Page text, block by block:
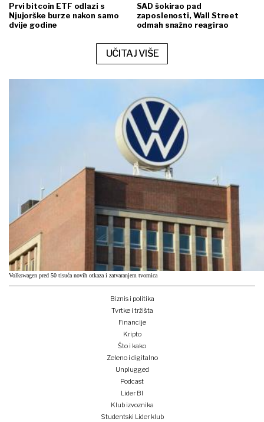
Prvi bitcoin ETF odlazi s
Njujorške burze nakon samo
dvije godine
SAD šokirao pad
zaposlenosti, Wall Street
odmah snažno reagirao
UČITAJ VIŠE
Volkswagen pred 50 tisuća novih otkaza i zatvaranjem tvornica
Biznis i politika
Tvrtke i tržišta
Financije
Kripto
Što i kako
Zeleno i digitalno
Unplugged
Podcast
Lider BI
Klub izvoznika
Studentski Lider klub